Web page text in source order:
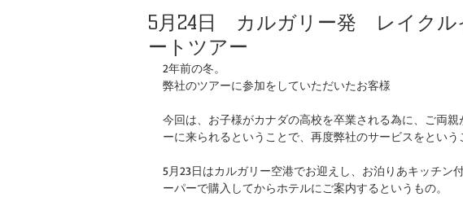
5月24日 カルガリー発 レイク
ートツアー
2年前の冬。
弊社のツアーに参加をしていただいたお客様
今回は、お子様がカナダの高校を卒業される為に、ご両
ーに来られるということで、再度弊社のサービスをという
5月23日はカルガリー空港でお迎えし、お泊りあキッチン
ーパーで購入してからホテルにご案内するというもの。